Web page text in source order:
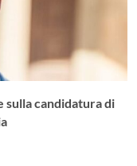
sulla candidatura di